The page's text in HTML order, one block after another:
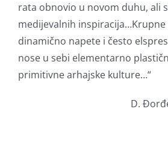
rata obnovio u novom duhu, ali
medijevalnih
dinamično napete i često
nose u sebi elementarno
primitivne arhajske kulture…“
D.